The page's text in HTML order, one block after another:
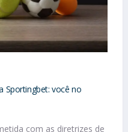
Sportingbet: você no
com as diretrizes de